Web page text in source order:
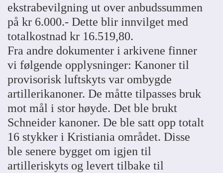
ekstrabevilgning ut over anbudssummen
på kr 6.000.- Dette blir innvilget med
totalkostnad kr 16.519,80.
Fra andre dokumenter i arkivene finner
vi følgende opplysninger: Kanoner til
provisorisk luftskyts var ombygde
artillerikanoner. De måtte tilpasses bruk
mot mål i stor høyde. Det ble brukt
Schneider kanoner. De ble satt opp totalt
16 stykker i Kristiania området. Disse
ble senere bygget om igjen til
artilleriskyts og levert tilbake til